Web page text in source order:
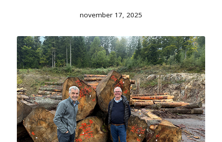
november 17, 2025